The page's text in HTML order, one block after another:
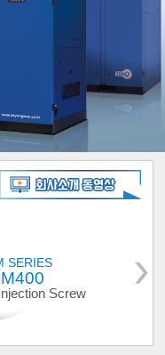
SERIES
Screw